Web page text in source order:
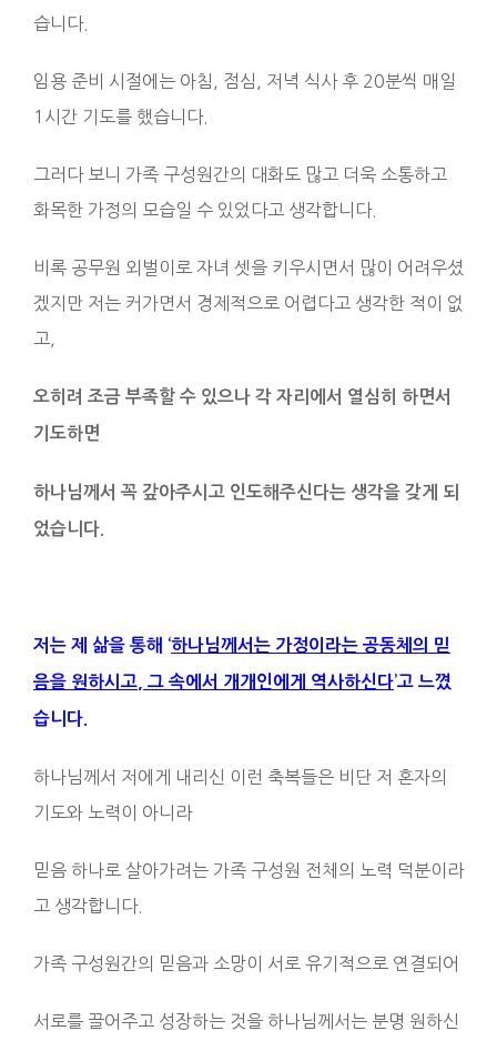
습니다.
임용 준비 시절에는 아침, 점심, 저녁 식사 후 20분씩 매일
1시간 기도를 했습니다.
그러다 보니 가족 구성원간의 대화도 많고 더욱 소통하고
화목한 가정의 모습일 수 있었다고 생각합니다.
비록 공무원 외벌이로 자녀 셋을 키우시면서 많이 어려우셨
겠지만 저는 커가면서 경제적으로 어렵다고 생각한 적이 없
고,
오히려 조금 부족할 수 있으나 각 자리에서 열심히 하면서
기도하면
하나님께서 꼭 갚아주시고 인도해주신다는 생각을 갖게 되
었습니다.
저는 제 삶을 통해 ‘하나님께서는 가정이라는 공동체의 믿
음을 원하시고 그 속에서 개개인에게 역사하신다’고 느꼈
습니다.
하나님께서 저에게 내리신 이런 축복들은 비단 저 혼자의
기도와 노력이 아니라
믿음 하나로 살아가려는 가족 구성원 전체의 노력 덕분이라
고 생각합니다.
가족 구성원간의 믿음과 소망이 서로 유기적으로 연결되어
서로를 끌어주고 성장하는 것을 하나님께서는 분명 원하신